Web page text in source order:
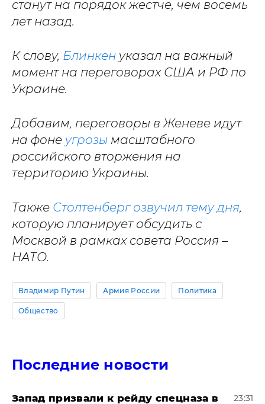
станут на порядок жестче, чем восемь
лет назад.
К слову, Блинкен указал на важный
момент на переговорах США и РФ по
Украине.
Добавим, переговоры в Женеве идут
на фоне угрозы масштабного
российского вторжения на
территорию Украины.
Также Столтенберг озвучил тему дня,
которую планирует обсудить с
Москвой в рамках совета Россия –
НАТО.
Владимир Путин Армия России Политика
Общество
Последние новости
Запад призвали к рейду спецназа в
23:31